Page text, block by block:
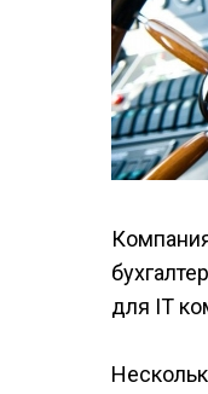
для IT